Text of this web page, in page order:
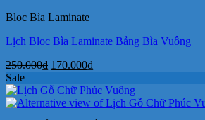
88.000₫.
Bloc Bìa Laminate
Lịch Bloc Bìa Laminate Bảng Bìa Vuông
250.000₫ Giá
là:
250.000₫.
170.000₫Giá
tại
là:
Sale